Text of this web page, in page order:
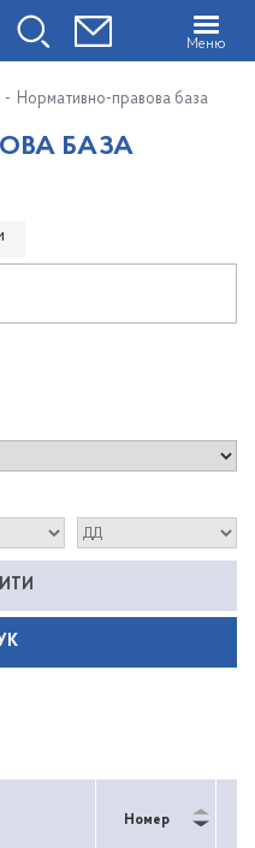
Меню
Нормативно-правова база
БАЗА
Номер